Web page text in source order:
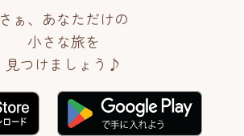
さぁ、あなただけの
小さな旅を
見つけましょう♪